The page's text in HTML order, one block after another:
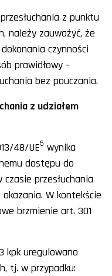
z punktu
należy zauważyć, że
czynności
prawidłowy –
bez pouczania.
z udziałem
48/UE5 wynika
dostępu do
przesłuchania
W kontekście
brzmienie art. 301
kpk uregulowano
tj. w przypadku: